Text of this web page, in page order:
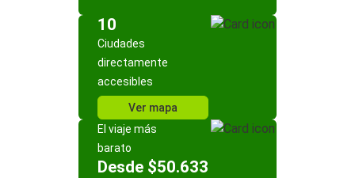
10
Ciudades
directamente
accesibles
Ver mapa
El viaje más
barato
Desde $50.633